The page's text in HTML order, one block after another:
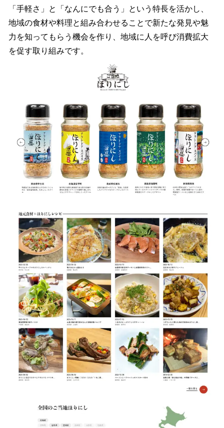
「手軽さ」と「なんにでも合う」という特長を活かし、
地域の食材や料理と組み合わせることで新たな発見や魅
力を知ってもらう機会を作り、地域に人を呼び消費拡大
を促す取り組みです。